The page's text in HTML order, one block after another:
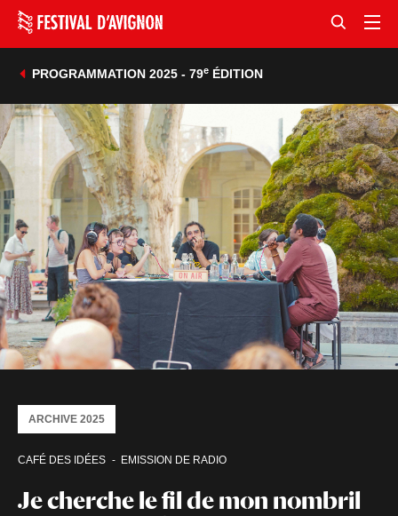
PROGRAMMATION 2025 - 79eÉDITION
Je cherche le fil de mon nombril
CAFÉ DES IDÉES EMISSION DE RADIO
ARCHIVE 2025